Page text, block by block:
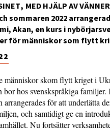
MED HJÄLP AV
sommaren 2022
Akan, en kurs i
för människor som flytt
människor skom flytt kriget i
bor hos svenskspråkiga familjer.
arrangerades för att underlätta
och samtidigt ge en
Nu fortsätter